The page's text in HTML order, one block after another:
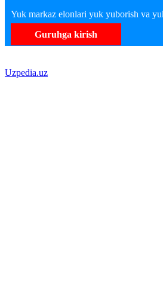
Yuk markaz elonlari yuk yuborish va
Guruhga kirish
Uzpedia.uz